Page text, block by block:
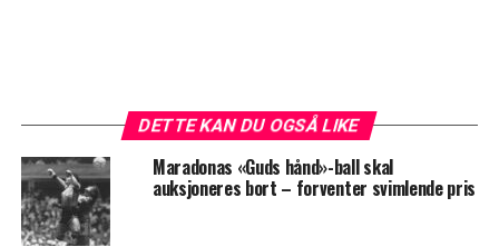
DETTE KAN DU OGSÅ LIKE
Maradonas «Guds hånd»-ball skal
auksjoneres bort – forventer svimlende pris